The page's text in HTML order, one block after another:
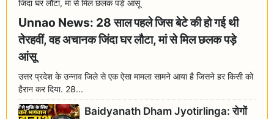
Unnao News: 28 साल पहले जिस बेटे की हो गई थी
तेरहवीं, वह अचानक जिंदा घर लौटा, मां से मिल छलक पड़े
आंसू
उत्तर प्रदेश के उन्नाव जिले से एक ऐसा मामला सामने आया है जिसने हर किसी को
हैरान कर दिया. 28...
Baidyanath Dham Jyotirlinga: रोगों